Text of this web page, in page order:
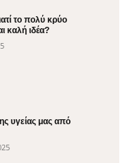
το πολύ κρύο
καλή ιδέα?
υγείας μας από